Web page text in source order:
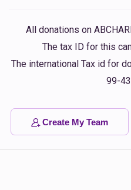
All donations on
The tax ID for this
The international Tax id for
99-
Create My Team